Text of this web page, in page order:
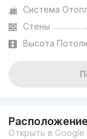
Сдан 2025
ЖК
Система
Стены
Высота
Открыть в Google